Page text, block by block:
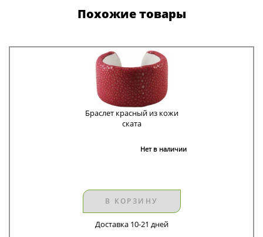
Похожие товары
Браслет красный из кожи
ската
Нет в наличии
В КОРЗИНУ
Доставка 10-21 дней